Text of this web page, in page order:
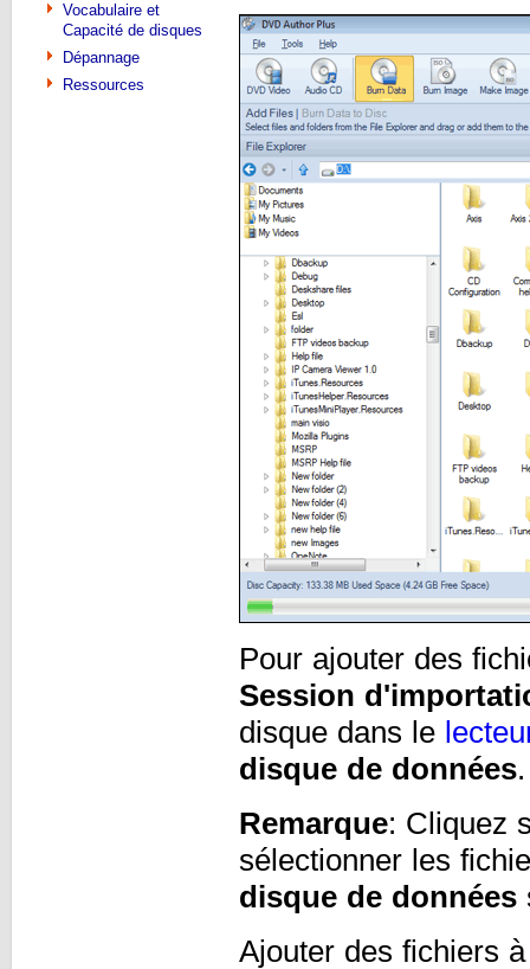
Vocabulaire et
Capacité de disques
Dépannage
Ressources
Pour ajouter des
Session
disque dans le
disque de données.
Remarque: Cliquez
sélectionner les
disque de données
Ajouter des fichiers